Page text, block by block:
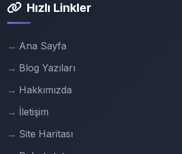
Hızlı Linkler
Ana Sayfa
Blog Yazıları
Hakkımızda
İletişim
Site Haritası